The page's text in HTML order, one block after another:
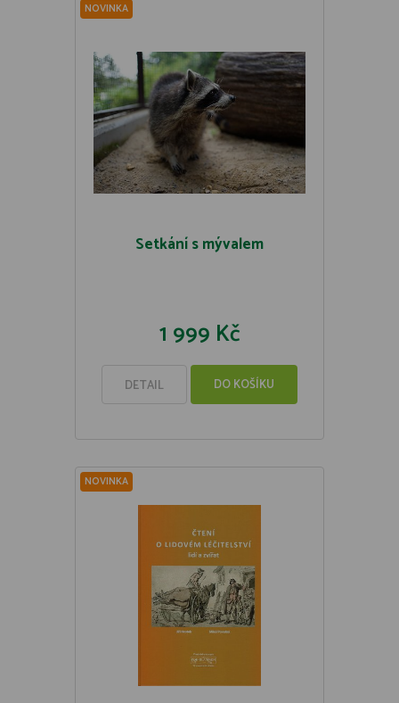
NOVINKA
Setkání s mývalem
1 999 Kč
DETAIL DO KOŠÍKU
NOVINKA